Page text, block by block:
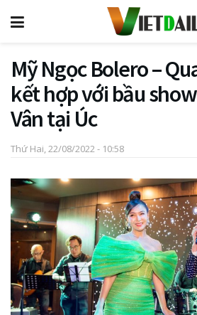
Mỹ Ngọc Bolero –
kết hợp với bầu
Vân tại Úc
Thứ Hai, 22/08/2022 - 10:58